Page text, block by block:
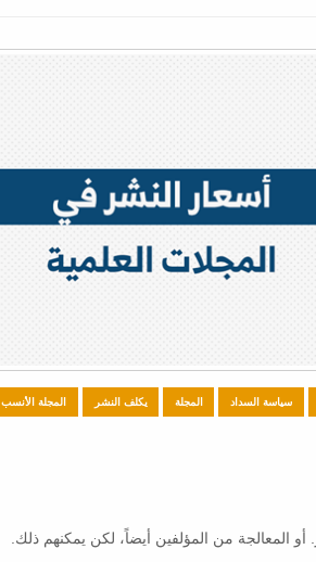
سياسة السداد المجلة يكلف النشر المجلة الأنسب
المعالجة من المؤلفين أيضاً، لكن يمكنهم ذلك.